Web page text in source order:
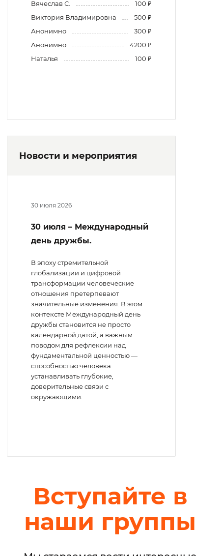
Вячеслав С.
100 ₽
Виктория Владимировна
500 ₽
Анонимно
300 ₽
Анонимно
4200 ₽
Наталья
100 ₽
Новости и мероприятия
30 июля 2026
30 июля – Международный
день дружбы.
В эпоху стремительной
глобализации и цифровой
трансформации человеческие
отношения претерпевают
значительные изменения. В этом
контексте Международный день
дружбы становится не просто
календарной датой, а важным
поводом для рефлексии над
фундаментальной ценностью —
способностью человека
устанавливать глубокие,
доверительные связи с
окружающими.
Вступайте в
наши группы